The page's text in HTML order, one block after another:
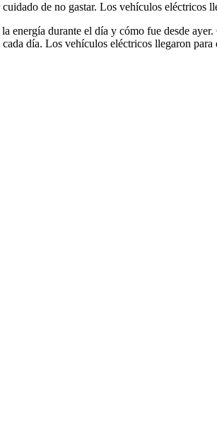
de no gastar. Los vehículos eléctricos
energía durante el día y cómo fue desde
día. Los vehículos eléctricos llegaron para